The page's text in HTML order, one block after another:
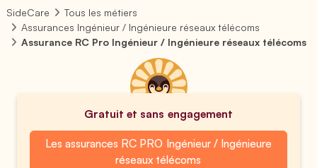
SideCare
Tous les métiers
Assurances Ingénieur / Ingénieure réseaux télécoms
Assurance RC Pro Ingénieur / Ingénieure réseaux télécoms
Gratuit et sans engagement
Les assurances RC PRO Ingénieur / Ingénieure
réseaux télécoms